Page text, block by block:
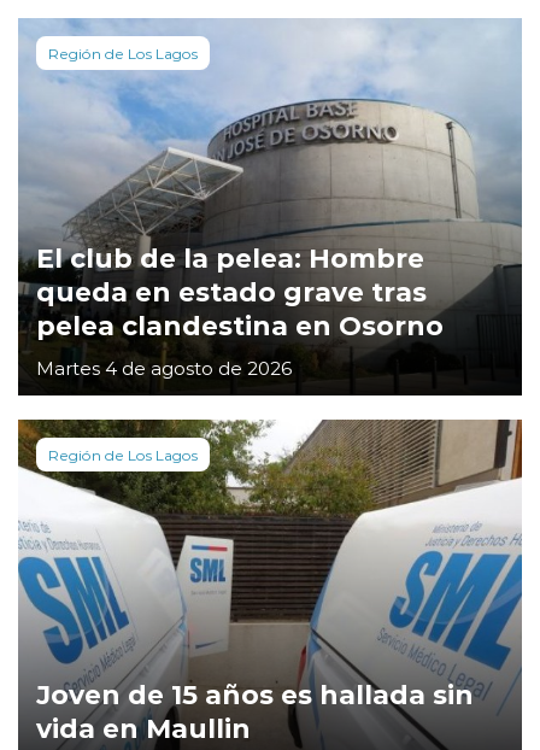
Región de Los Lagos
El club de la pelea: Hombre
queda en estado grave tras
pelea clandestina en Osorno
Martes 4 de agosto de 2026
Región de Los Lagos
Joven de 15 años es hallada sin
vida en Maullin